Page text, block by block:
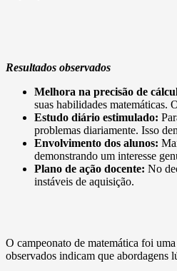
Resultados observados
Melhora na precisão de
suas habilidades matemáticas.
Estudo diário estimulado:
problemas diariamente. Isso
Envolvimento dos alunos:
demonstrando um interesse
Plano de ação docente: No
instáveis de aquisição.
O campeonato de matemática foi
observados indicam que abordagens